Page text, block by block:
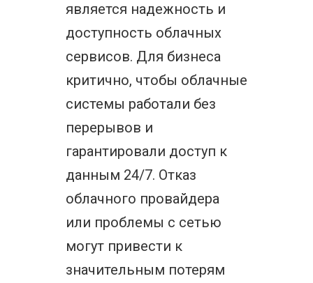
является надежность и
доступность облачных
сервисов. Для бизнеса
критично, чтобы облачные
системы работали без
перерывов и
гарантировали доступ к
данным 24/7. Отказ
облачного провайдера
или проблемы с сетью
могут привести к
значительным потерям